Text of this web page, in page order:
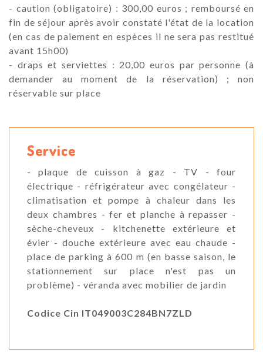
- caution (obligatoire) : 300,00 euros ; remboursé en
fin de séjour après avoir constaté l'état de la location
(en cas de paiement en espèces il ne sera pas restitué
avant 15h00)
- draps et serviettes : 20,00 euros par personne (à
demander au moment de la réservation) ; non
réservable sur place
Service
- plaque de cuisson à gaz - TV - four
électrique - réfrigérateur avec congélateur -
climatisation et pompe à chaleur dans les
deux chambres - fer et planche à repasser -
sèche-cheveux - kitchenette extérieure et
évier - douche extérieure avec eau chaude -
place de parking à 600 m (en basse saison, le
stationnement sur place n'est pas un
problème) - véranda avec mobilier de jardin
Codice Cin IT049003C284BN7ZLD